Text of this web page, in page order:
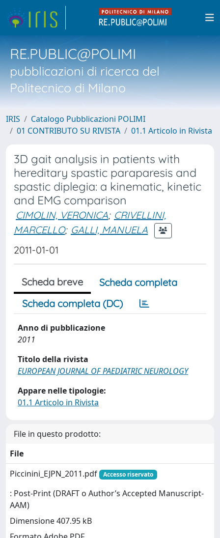
RE.PUBLIC@POLIMI
pubblicazioni di ricerca del
Politecnico di Milano
IRIS
Catalogo Pubblicazioni POLIMI
01 CONTRIBUTO SU RIVISTA
01.1 Articolo in Rivista
3D gait analysis in patients with
hereditary spastic paraparesis and
spastic diplegia: a kinematic, kinetic
and EMG comparison
CIMOLIN, VERONICA; CRIVELLINI,
MARCELLO; GALLI, MANUELA
2011-01-01
Scheda breve
Scheda completa
Scheda completa (DC)
Anno di pubblicazione
2011
Titolo della rivista
EUROPEAN JOURNAL OF PAEDIATRIC NEUROLOGY
Appare nelle tipologie:
01.1 Articolo in Rivista
File in questo prodotto:
File
Piccinini_EJPN_2011.pdf
Accesso riservato
: Post-Print (DRAFT o Author’s Accepted Manuscript-
AAM)
Dimensione 407.95 kB